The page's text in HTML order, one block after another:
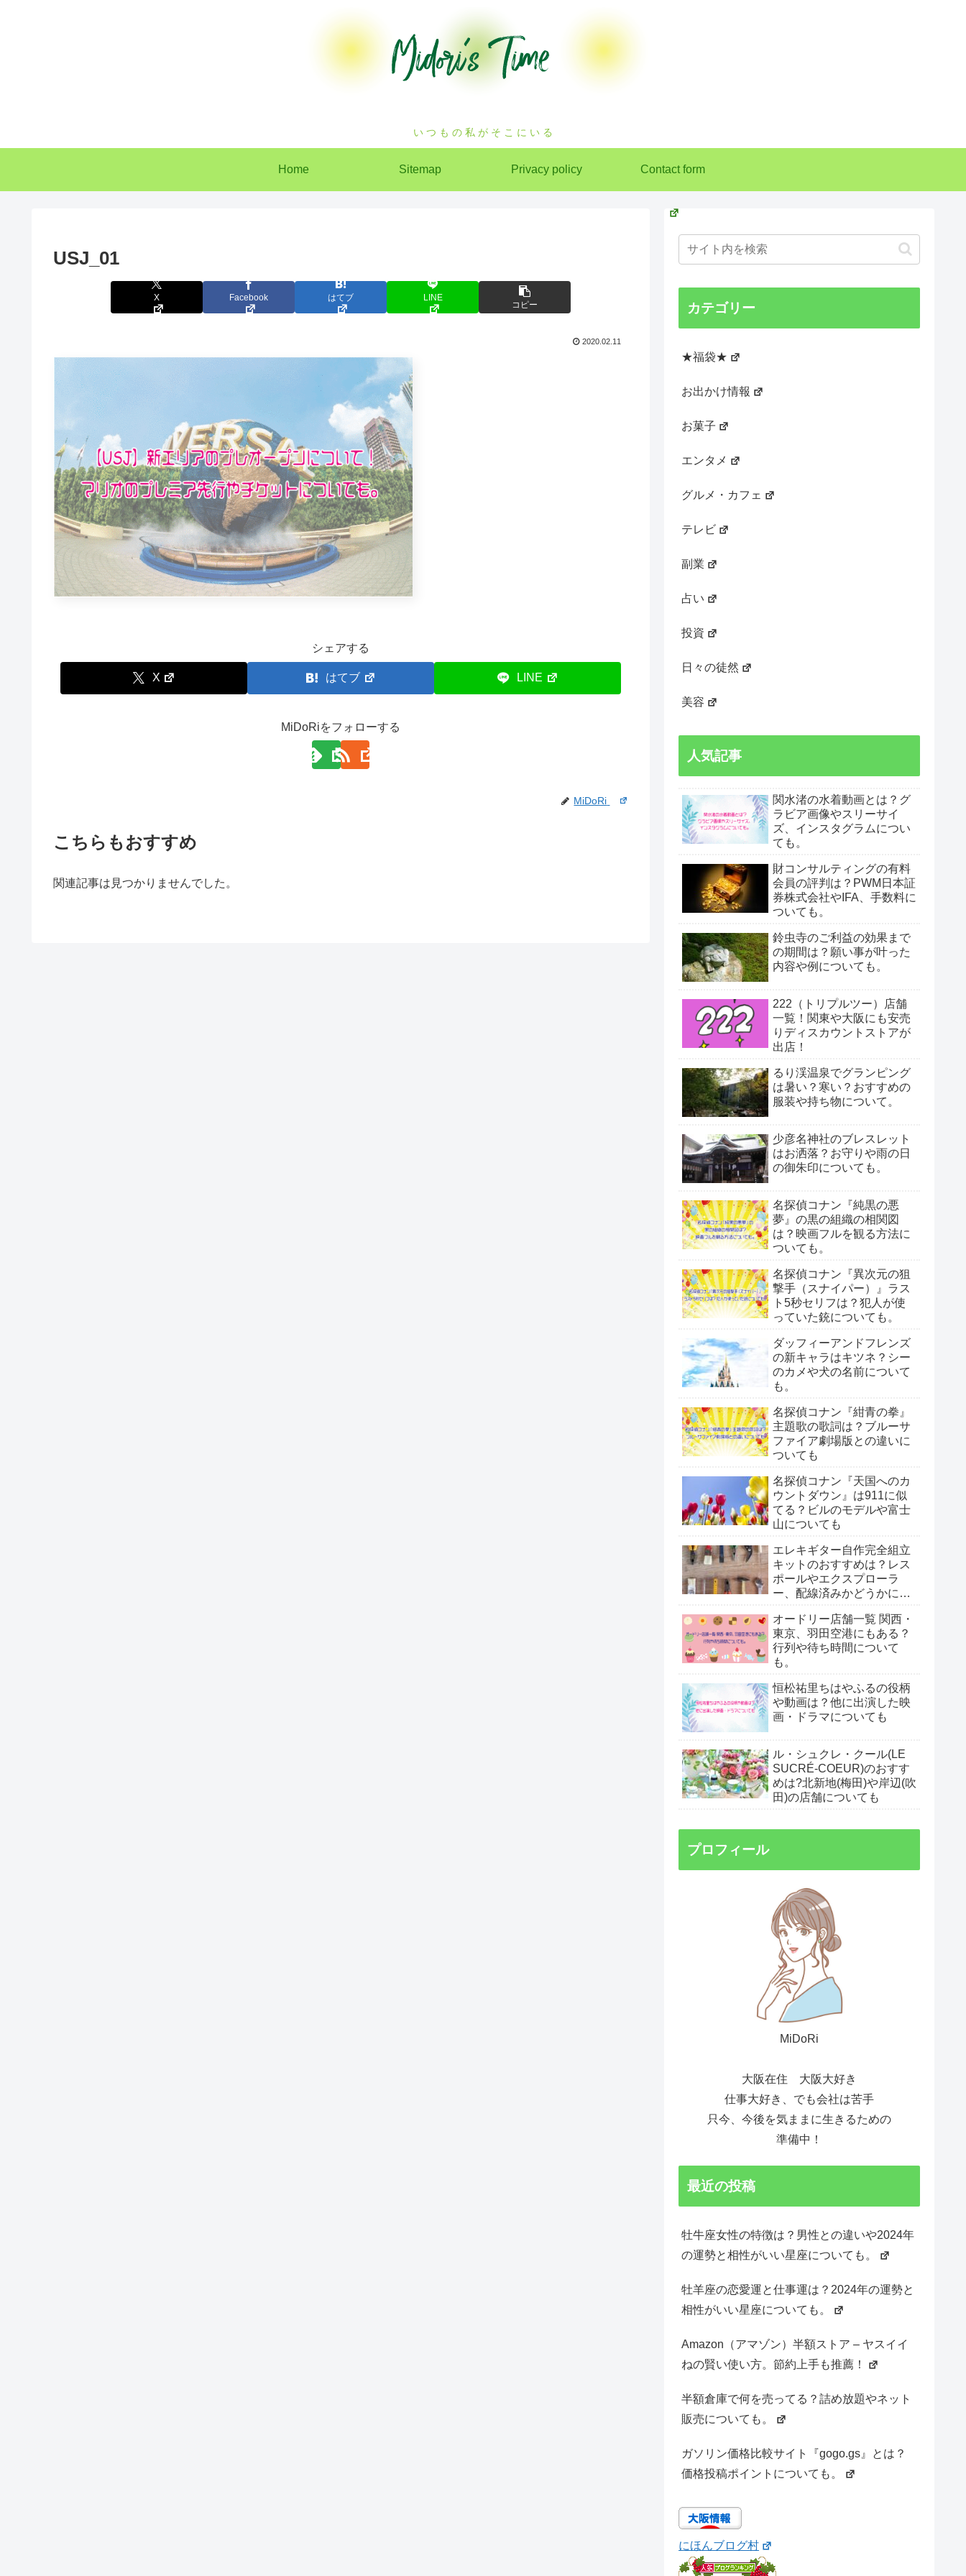
い つ も の 私 が そ こ に い る
Home Sitemap Privacy policy Contact form
USJ_01
X Facebook はてブ LINE
コピー
2020.02.11
シェアする
X はてブ LINE
MiDoRiをフォローする
MiDoRi
こちらもおすすめ
関連記事は見つかりませんでした。
カテゴリー
★福袋★
お出かけ情報
お菓子
エンタメ
グルメ・カフェ
テレビ
副業
占い
投資
日々の徒然
美容
人気記事
関水渚の水着動画とは？グ
ラビア画像やスリーサイ
ズ、インスタグラムについ
ても。
財コンサルティングの有料
会員の評判は？PWM日本証
券株式会社やIFA、手数料に
ついても。
鈴虫寺のご利益の効果まで
の期間は？願い事が叶った
内容や例についても。
222（トリプルツー）店舗
一覧！関東や大阪にも安売
りディスカウントストアが
出店！
るり渓温泉でグランピング
は暑い？寒い？おすすめの
服装や持ち物について。
少彦名神社のブレスレット
はお洒落？お守りや雨の日
の御朱印についても。
名探偵コナン『純黒の悪
夢』の黒の組織の相関図
は？映画フルを観る方法に
ついても。
名探偵コナン『異次元の狙
撃手（スナイパー）』ラス
ト5秒セリフは？犯人が使
っていた銃についても。
ダッフィーアンドフレンズ
の新キャラはキツネ？シー
のカメや犬の名前について
も。
名探偵コナン『紺青の拳』
主題歌の歌詞は？ブルーサ
ファイア劇場版との違いに
ついても
名探偵コナン『天国へのカ
ウントダウン』は911に似
てる？ビルのモデルや富士
山についても
エレキギター自作完全組立
キットのおすすめは？レス
ポールやエクスプローラ
ー、配線済みかどうかにつ
オードリー店舗一覧 関西・
東京、羽田空港にもある？
行列や待ち時間について
も。
恒松祐里ちはやふるの役柄
や動画は？他に出演した映
画・ドラマについても
ル・シュクレ・クール(LE
SUCRÉ-COEUR)のおすす
めは?北新地(梅田)や岸辺(吹
田)の店舗についても
プロフィール
MiDoRi
大阪在住 大阪大好き
仕事大好き、でも会社は苦手
只今、今後を気ままに生きるための
準備中！
最近の投稿
牡牛座女性の特徴は？男性との違いや2024年
の運勢と相性がいい星座についても。
牡羊座の恋愛運と仕事運は？2024年の運勢と
相性がいい星座についても。
Amazon（アマゾン）半額ストア – ヤスイイ
ねの賢い使い方。節約上手も推薦！
半額倉庫で何を売ってる？詰め放題やネット
販売についても。
ガソリン価格比較サイト『gogo.gs』とは？
価格投稿ポイントについても。
にほんブログ村